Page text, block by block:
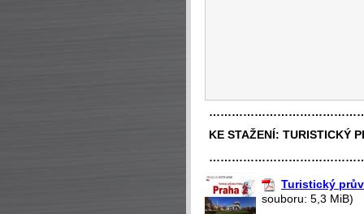
KE STAŽENÍ: TURISTICKÝ
Turistický
souboru: 5,3 MiB)